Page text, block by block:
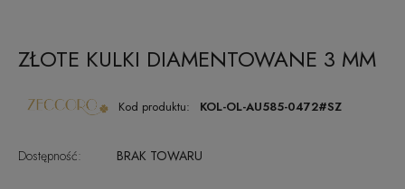
ZŁOTE KULKI DIAMENTOWANE 3 MM
Kod produktu: KOL-OL-AU585-0472#SZ
Dostępność: BRAK TOWARU